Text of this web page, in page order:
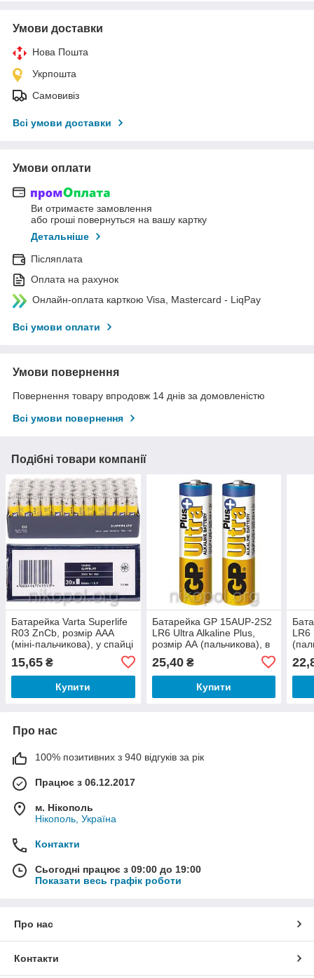
Умови доставки
Нова Пошта
Укрпошта
Самовивіз
Всі умови доставки
Умови оплати
Ви отримаєте замовлення
або гроші повернуться на вашу картку
Детальніше
Післяплата
Оплата на рахунок
Онлайн-оплата карткою Visa, Mastercard - LiqPay
Всі умови оплати
Умови повернення
Повернення товару впродовж 14 днів за домовленістю
Всі умови повернення
Подібні товари компанії
Батарейка Varta Superlife
R03 ZnCb, розмір ААА
(міні-пальчикова), у спайці
15,65 ₴
Купити
Батарейка GP 15АUP-2S2
LR6 Ultra Alkaline Plus,
розмір АА (пальчикова), в
25,40₴
Купити
LR6
Про нас
100% позитивних з 940 відгуків за рік
Працює з 06.12.2017
м. Нікополь
Нікополь, Україна
Контакти
Сьогодні працює з 09:00 до 19:00
Показати весь графік роботи
Про нас
Контакти